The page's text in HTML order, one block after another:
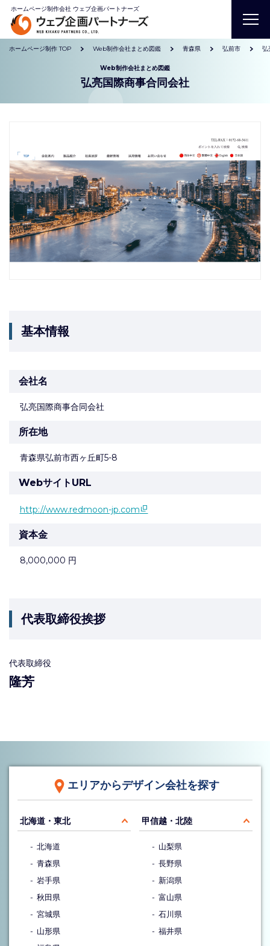
ホームページ制作会社 ウェブ企画パートナーズ
ホームページ制作 TOP Web制作会社まとめ図鑑 青森県 弘前市 弘
Web制作会社まとめ図鑑
弘亮国際商事合同会社
基本情報
会社名
弘亮国際商事合同会社
所在地
青森県弘前市西ヶ丘町5-8
WebサイトURL
http://www.redmoon-jp.com
資本金
8,000,000 円
代表取締役挨拶
代表取締役
隆芳
エリアからデザイン会社を探す
北海道・東北
北海道
青森県
岩手県
秋田県
宮城県
山形県
甲信越・北陸
山梨県
長野県
新潟県
富山県
石川県
福井県